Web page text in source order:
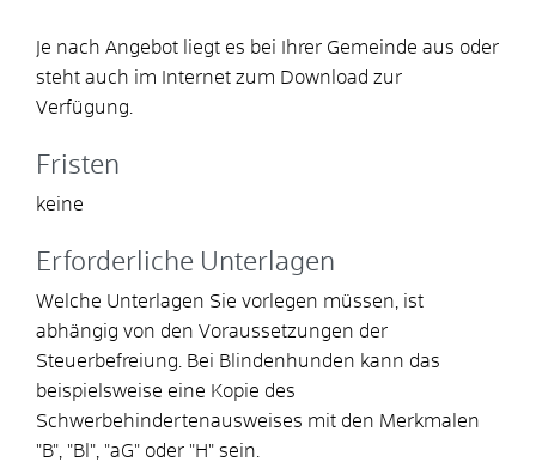
Je nach Angebot liegt es bei Ihrer Gemeinde aus oder
steht auch im Internet zum Download zur
Verfügung.
Fristen
keine
Erforderliche Unterlagen
Welche Unterlagen Sie vorlegen müssen, ist
abhängig von den Voraussetzungen der
Steuerbefreiung.
Bei Blindenhunden kann das
beispielsweise eine Kopie des
Schwerbehindertenausweises mit den Merkmalen
"B", "Bl", "aG" oder "H" sein.